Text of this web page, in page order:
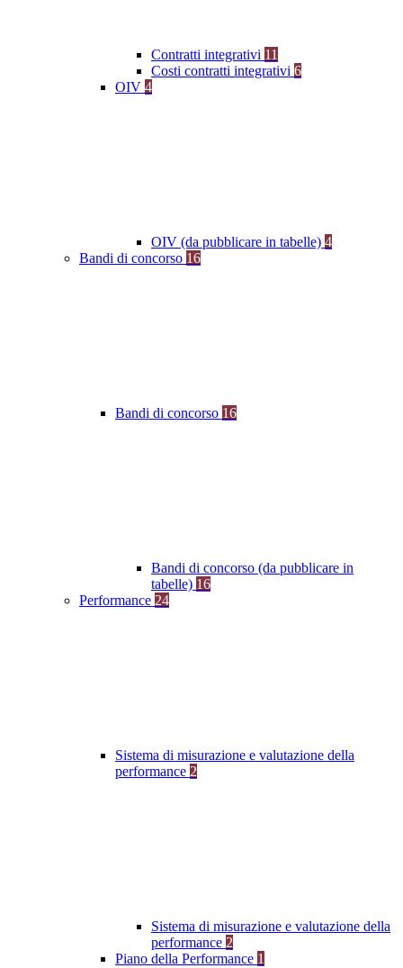
Contratti integrativi 11
Costi contratti integrativi 6
OIV 4
OIV (da pubblicare in tabelle) 4
Bandi di concorso 16
Bandi di concorso 16
Bandi di concorso (da pubblicare in
tabelle) 16
Performance 24
Sistema di misurazione e valutazione della
performance 2
Sistema di misurazione e valutazione della
performance 2
Piano della Performance 1